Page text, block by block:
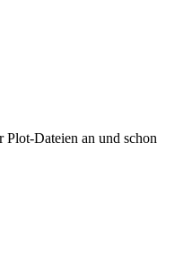
Dateien an und schon